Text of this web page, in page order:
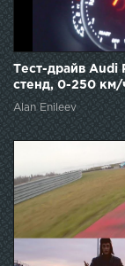
Тест-драйв
стенд, 0-250 км/
Alan Enileev